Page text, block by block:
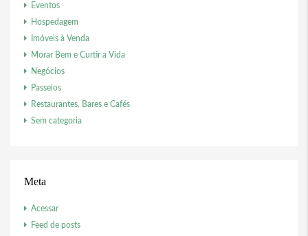
Eventos
Hospedagem
Imóveis à Venda
Morar Bem e Curtir a Vida
Negócios
Passeios
Restaurantes, Bares e Cafés
Sem categoria
Meta
Acessar
Feed de posts